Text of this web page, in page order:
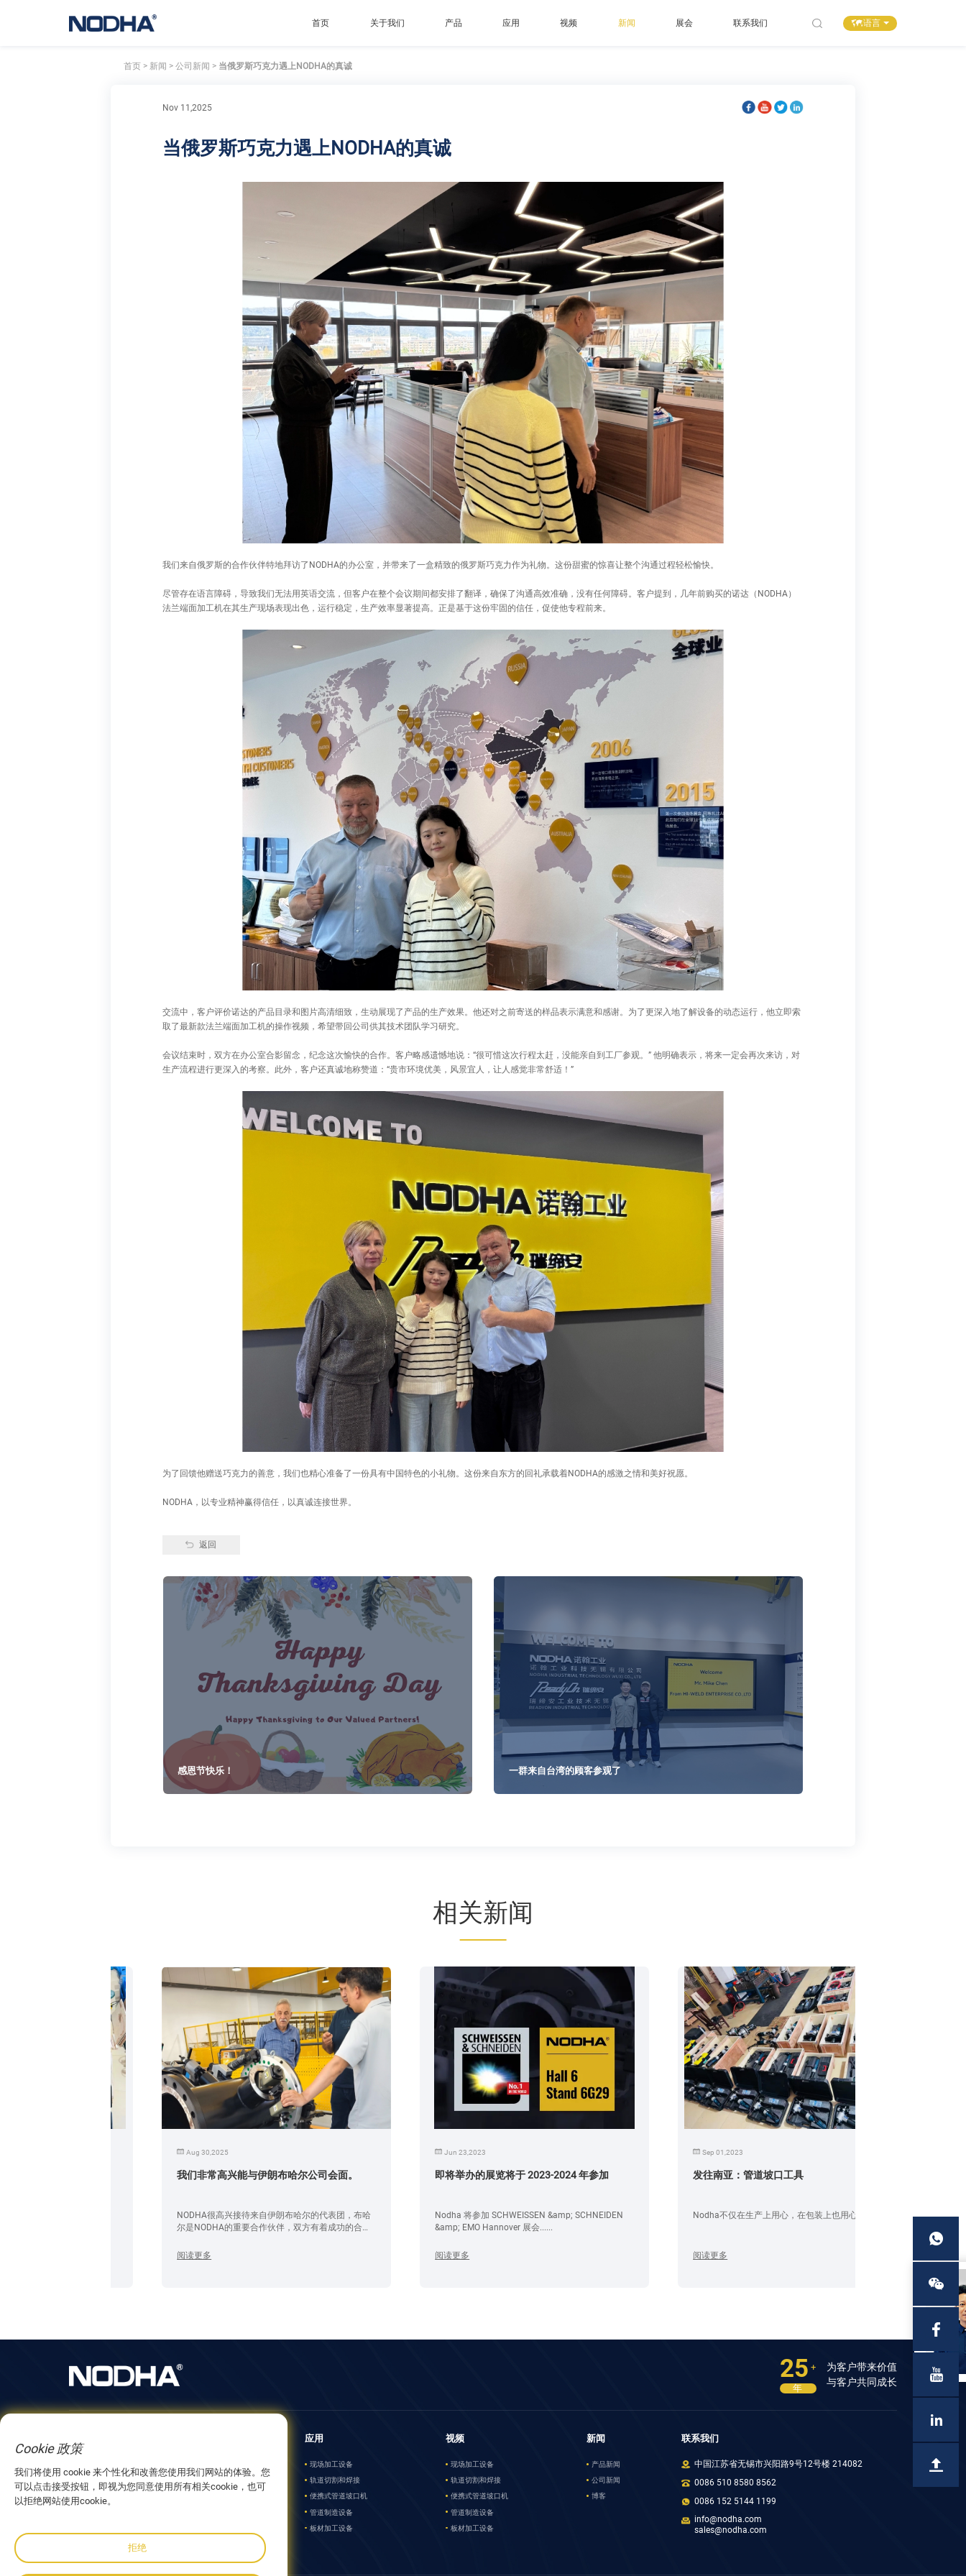
首页 关于我们 产品 应用 视频 新闻 展会 联系我们 语言
首页> 新闻 > 公司新闻 >当俄罗斯巧克力遇上NODHA的真诚
Nov 11,2025
当俄罗斯巧克力遇上NODHA的真诚
我们来自俄罗斯的合作伙伴特地拜访了NODHA的办公室，并带来了一盒精致的俄罗斯巧克力作为礼物。这份甜蜜的惊喜让整个沟通过程轻松愉快。
尽管存在语言障碍，导致我们无法用英语交流，但客户在整个会议期间都安排了翻译，确保了沟通高效准确，没有任何障碍。客户提到，几年前购买的诺达（NODHA）
法兰端面加工机在其生产现场表现出色，运行稳定，生产效率显著提高。正是基于这份牢固的信任，促使他专程前来。
交流中，客户评价诺达的产品目录和图片高清细致，生动展现了产品的生产效果。他还对之前寄送的样品表示满意和感谢。为了更深入地了解设备的动态运行，他立即索
取了最新款法兰端面加工机的操作视频，希望带回公司供其技术团队学习研究。
会议结束时，双方在办公室合影留念，纪念这次愉快的合作。客户略感遗憾地说：“很可惜这次行程太赶，没能亲自到工厂参观。” 他明确表示，将来一定会再次来访，对
生产流程进行更深入的考察。此外，客户还真诚地称赞道：“贵市环境优美，风景宜人，让人感觉非常舒适！”
为了回馈他赠送巧克力的善意，我们也精心准备了一份具有中国特色的小礼物。这份来自东方的回礼承载着NODHA的感激之情和美好祝愿。
NODHA，以专业精神赢得信任，以真诚连接世界。
返回
感恩节快乐！ 一群来自台湾的顾客参观了
相关新闻
Aug 30,2025
我们非常高兴能与伊朗布哈尔公司会面。
NODHA很高兴接待来自伊朗布哈尔的代表团，布哈
尔是NODHA的重要合作伙伴，双方有着成功的合作
即将举办的展览将于 2023-2024 年参加
Nodha 将参加 SCHWEISSEN &amp; SCHNEIDEN
&amp; EMO Hannover 展会......
发往南亚：管道坡口工具
Nodha不仅在生产上用心，在包装上也用心。...
25 +
年
为客户带来价值
与客户共同成长
合作伙伴
发展历程
轨道切割和焊接
应用
现场加工设备
轨道切割和焊接
便携式管道坡口机
管道制造设备
板材加工设备
视频
现场加工设备
轨道切割和焊接
便携式管道坡口机
管道制造设备
板材加工设备
新闻
产品新闻
公司新闻
博客
联系我们
中国江苏省无锡市兴阳路9号12号楼 214082
0086 510 8580 8562
0086 152 5144 1199
info@nodha.com
sales@nodha.com
Cookie 政策
我们将使用 cookie 来个性化和改善您使用我们网站的体验。您
可以点击接受按钮，即视为您同意使用所有相关cookie，也可
以拒绝网站使用cookie。
拒绝